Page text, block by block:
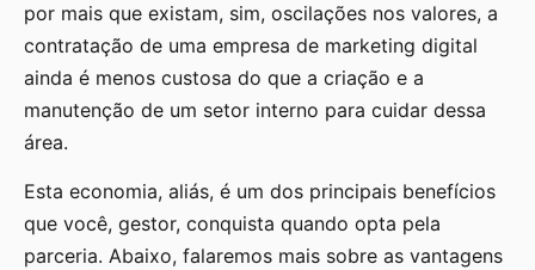
por mais que existam, sim, oscilações nos valores, a
contratação de uma empresa de marketing digital
ainda é menos custosa do que a criação e a
manutenção de um setor interno para cuidar dessa
área.
Esta economia, aliás, é um dos principais benefícios
que você, gestor, conquista quando opta pela
parceria. Abaixo, falaremos mais sobre as vantagens